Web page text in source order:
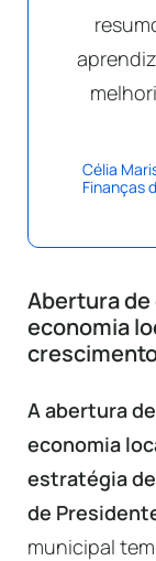
Célia
Finanças
Abertura
economia
A abertura
economia
estratégia de
de
municipal